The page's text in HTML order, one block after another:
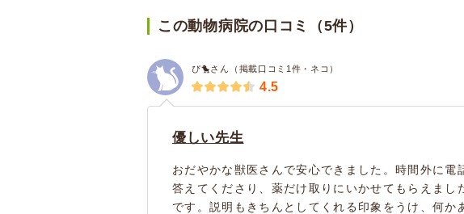
この動物病院の口コミ（5件）
ぴ🐤さん（掲載口コミ1件・ネコ）
4.5
優しい先生
おだやかな獣医さんで安心できました。時間外に電
答えてくださり、薬だけ取りにいかせてもらえまし
です。説明もきちんとしてくれる印象をうけ、何か